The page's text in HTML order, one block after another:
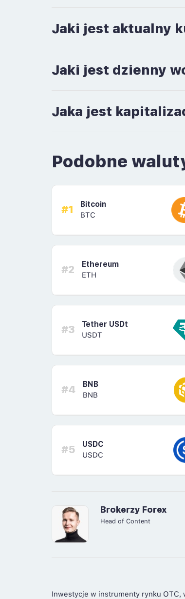
Jaki jest aktualny
Jaki jest dzienny
Jaka jest
Podobne
#1
Bitcoin
BTC
#2
Ethereum
ETH
#3
Tether USDt
USDT
#4
BNB
BNB
#5
USDC
USDC
Brokerzy Forex
Head of Content
Inwestycje w instrumenty rynku